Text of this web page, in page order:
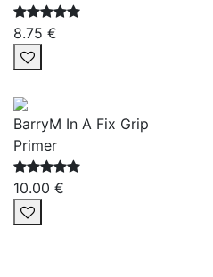
8.75 €
BarryM In A Fix Grip
Primer
10.00 €